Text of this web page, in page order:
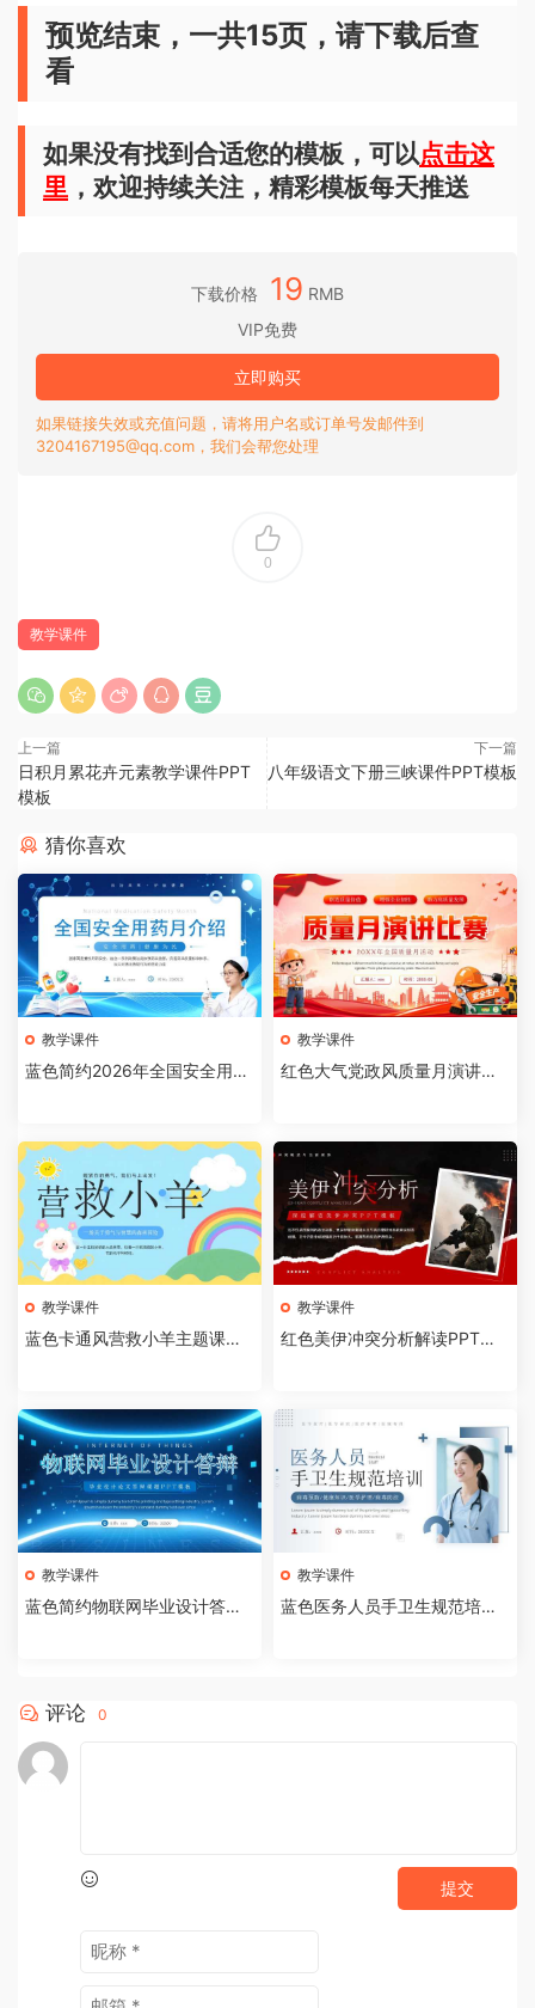
预览结束，一共15页，请下载后查
看
如果没有找到合适您的模板，可以点击这
里 ，欢迎持续关注，精彩模板每天推送
下载价格 19 RMB
VIP免费
立即购买
如果链接失效或充值问题，请将用户名或订单号发邮件到
3204167195@qq.com，我们会帮您处理
0
教学课件
上一篇
日积月累花卉元素教学课件PPT
模板
下一篇
八年级语文下册三峡课件PPT模板
猜你喜欢
教学课件
蓝色简约2026年全国安全用药
教学课件
红色大气党政风质量月演讲比
教学课件
蓝色卡通风营救小羊主题课件P
教学课件
红色美伊冲突分析解读PPT模
教学课件
蓝色简约物联网毕业设计答辩P
教学课件
蓝色医务人员手卫生规范培训
评论 0
提交